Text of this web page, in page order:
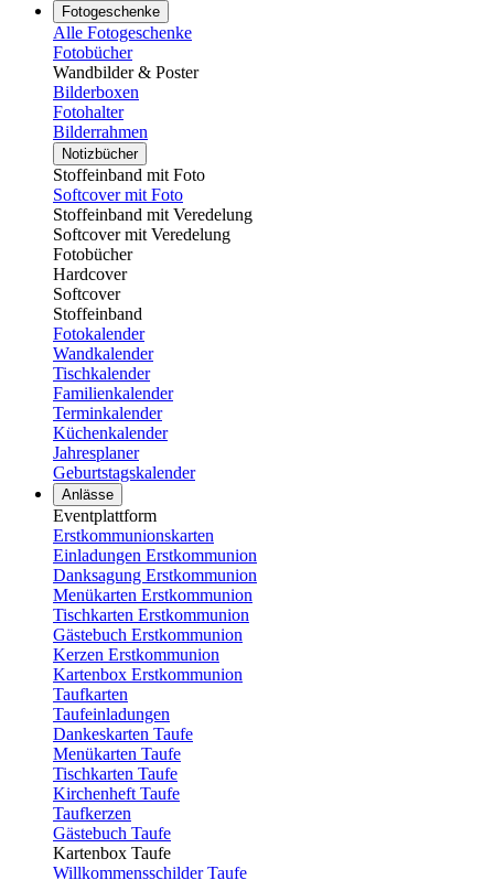
Fotogeschenke
Alle Fotogeschenke
Fotobücher
Wandbilder & Poster
Bilderboxen
Fotohalter
Bilderrahmen
Notizbücher
Stoffeinband mit Foto
Softcover mit Foto
Stoffeinband mit Veredelung
Softcover mit Veredelung
Fotobücher
Hardcover
Softcover
Stoffeinband
Fotokalender
Wandkalender
Tischkalender
Familienkalender
Terminkalender
Küchenkalender
Jahresplaner
Geburtstagskalender
Anlässe
Eventplattform
Erstkommunionskarten
Einladungen Erstkommunion
Danksagung Erstkommunion
Menükarten Erstkommunion
Tischkarten Erstkommunion
Gästebuch Erstkommunion
Kerzen Erstkommunion
Kartenbox Erstkommunion
Taufkarten
Taufeinladungen
Dankeskarten Taufe
Menükarten Taufe
Tischkarten Taufe
Kirchenheft Taufe
Taufkerzen
Gästebuch Taufe
Kartenbox Taufe
Willkommensschilder Taufe